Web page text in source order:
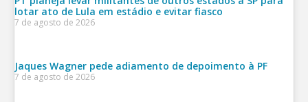
lotar ato de Lula em estádio e evitar fiasco
7 de agosto de 2026
Jaques Wagner pede adiamento de depoimento à PF
7 de agosto de 2026